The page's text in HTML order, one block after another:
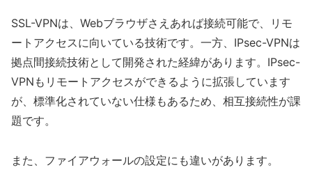
SSL-VPNは、Webブラウザさえあれば接続可能で、リモ
ートアクセスに向いている技術です。一方、IPsec-VPNは
拠点間接続技術として開発された経緯があります。IPsec-
VPNもリモートアクセスができるように拡張しています
が、標準化されていない仕様もあるため、相互接続性が課
題です。
また、ファイアウォールの設定にも違いがあります。